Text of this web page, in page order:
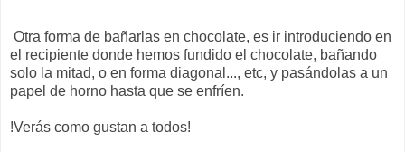
Otra forma de bañarlas en chocolate, es ir introduciendo en
el recipiente donde hemos fundido el chocolate, bañando
solo la mitad, o en forma diagonal..., etc, y pasándolas a un
papel de horno hasta que se enfríen.
!Verás como gustan a todos!